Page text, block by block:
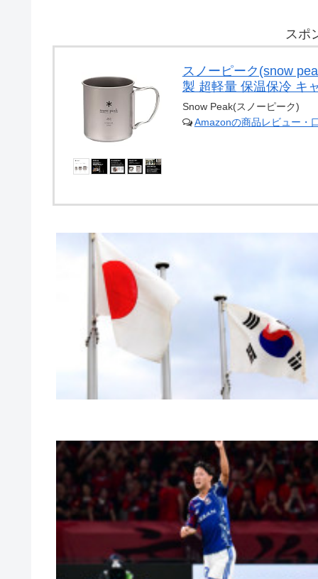
スポ
スノーピーク(snow
製 超軽量 保温保冷 キ
Snow Peak(スノーピーク)
Amazonの商品レビュー・